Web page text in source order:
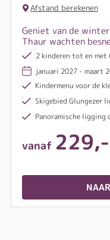
Afstand berekenen
Geniet van de
Thaur wachten
berghutten en het
Innsbruck op
2 kinderen tot en met
januari 2027 - maart
Kindermenu voor de
Skigebied Glungezer
Panoramische ligging
vanaf